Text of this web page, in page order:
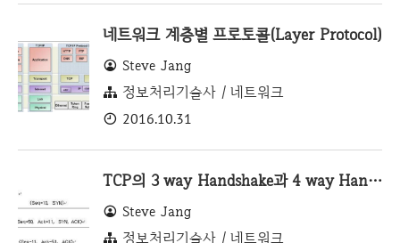
네트워크 계층별 프로토콜(Layer Protocol)
Steve Jang
정보처리기술사 / 네트워크
2016.10.31
TCP의 3 way Handshake과 4 way Handshake
Steve Jang
정보처리기술사 / 네트워크